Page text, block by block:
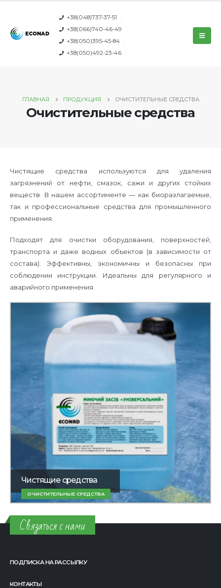
+38(048)737-37-51
+38(066)740-46-49
+38(050)395-45-84
+38(050)492-23-46
ГЛАВНАЯ ПРОДУКЦИЯ ОЧИСТИТЕЛЬНЫЕ СРЕДСТВА
Очистительные средства
Чистящие средства используются для удаления
загрязнений от нефти, смазок, сажи и других стойких
веществ. В нашем ассортименте — как биоразлагаемые,
так и профессиональные средства для промышленного
применения.
Подходят для очистки оборудования, поверхностей,
транспорта и даже водных объектов (в зависимости от
состава). Эффективны, экономичны и безопасны при
соблюдении инструкции. Идеальны для регулярного и
аварийного применения.
Чистящие средства
ОЧИСТИТЕЛЬНЫЕ СРЕДСТВА
Связаться с нами
ПОДПИСКА НА РАССЫЛКУ
КОНТАКТЫ